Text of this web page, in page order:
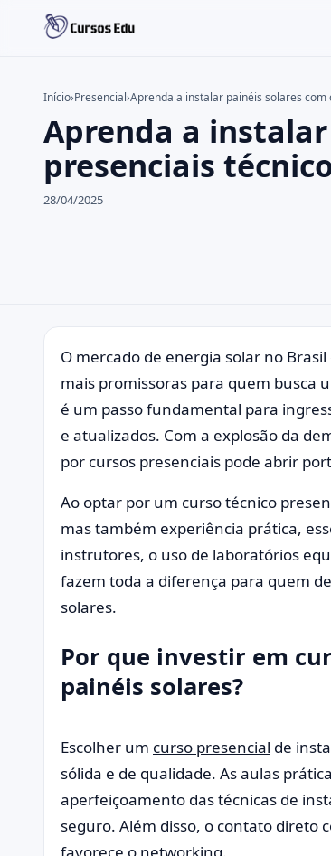
Buscar no site
Buscar por:
Pressione Enter para buscar ou ESC para fechar.
Início›Presencial›Aprenda a instalar painéis solares com
Aprenda a
presenciais
28/04/2025
O mercado de energia solar no
mais promissoras para quem busca
é um passo fundamental para
e atualizados. Com a explosão da
por cursos presenciais pode abrir
Ao optar por um curso técnico
mas também experiência prática,
instrutores, o uso de laboratórios
fazem toda a diferença para quem
solares.
Por que investir em
painéis solares?
Escolher um curso presencial de
sólida e de qualidade. As aulas
aperfeiçoamento das técnicas de
seguro. Além disso, o contato direto
favorece o networking.